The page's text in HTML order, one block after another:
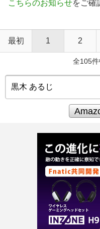
す。検索で本が見つから
2
全105